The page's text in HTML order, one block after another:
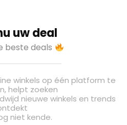
uw deal
beste deals
winkels op één platform te
helpt zoeken
nieuwe winkels en trends
niet kende.